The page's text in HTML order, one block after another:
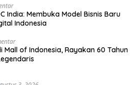
India: Membuka Model Bisnis Baru
Indonesia
Mall of Indonesia, Rayakan 60 Tahun